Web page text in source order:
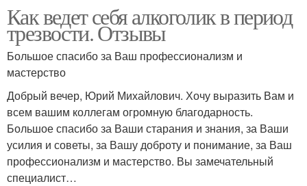
Как ведет себя алкоголик в период
трезвости. Отзывы
Большое спасибо за Ваш профессионализм и
мастерство
Добрый вечер, Юрий Михайлович. Хочу выразить Вам и
всем вашим коллегам огромную благодарность.
Большое спасибо за Ваши старания и знания, за Ваши
усилия и советы, за Вашу доброту и понимание, за Ваш
профессионализм и мастерство. Вы замечательный
специалист…